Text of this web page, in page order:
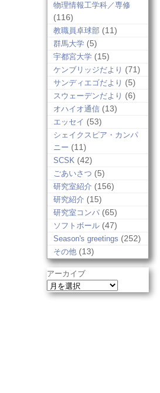
物理情報工学科／専修
(116)
教職員卓球部 (11)
群馬大学 (5)
宇都宮大学 (15)
ケンブリッジだより (71)
サンディエゴだより (5)
スウェーデンだより (6)
オハイオ通信 (13)
エッセイ (53)
シェイクスピア・カンパ
ニー (11)
SCSK (42)
ごあいさつ (5)
研究室紹介 (156)
研究紹介 (15)
研究室コンパ (65)
ソフトボール (47)
Season's greetings (252)
その他 (13)
アーカイブ